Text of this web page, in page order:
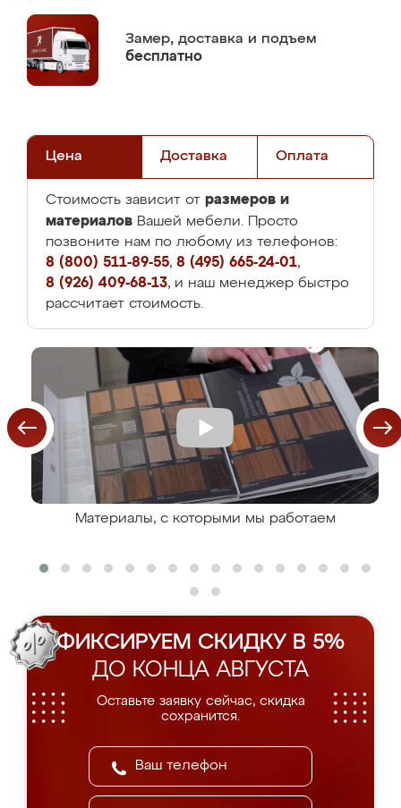
Замер, доставка и подъем
бесплатно
Цена Доставка Оплата
Стоимость зависит от размеров и
материалов Вашей мебели. Просто
позвоните нам по любому из телефонов:
8 (800) 511-89-55, 8 (495) 665-24-01,
8 (926) 409-68-13, и наш менеджер быстро
рассчитает стоимость.
Материалы, с которыми мы работаем
ФИКСИРУЕМ СКИДКУ В 5%
ДО КОНЦА АВГУСТА
Оставьте заявку сейчас, скидка
сохранится.